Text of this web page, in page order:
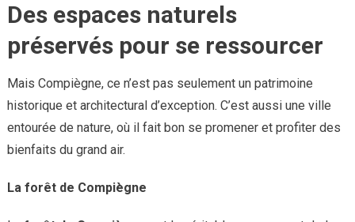
Des espaces naturels
préservés pour se ressourcer
Mais Compiègne, ce n’est pas seulement un patrimoine
historique et architectural d’exception. C’est aussi une ville
entourée de nature, où il fait bon se promener et profiter des
bienfaits du grand air.
La forêt de Compiègne